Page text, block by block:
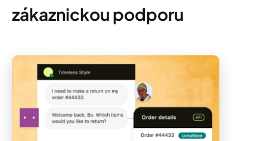
zákaznickou podporu